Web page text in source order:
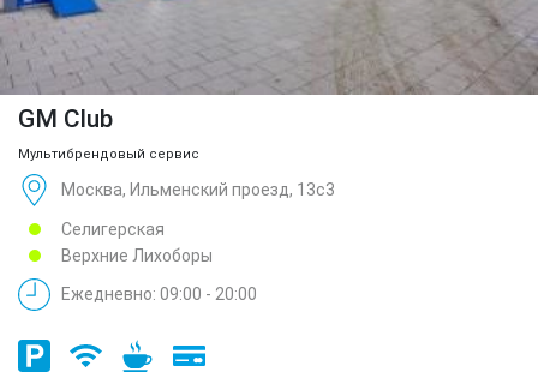
GM Club
Мультибрендовый сервис
Москва, Ильменский проезд, 13с3
Селигерская
Верхние Лихоборы
Ежедневно: 09:00 - 20:00